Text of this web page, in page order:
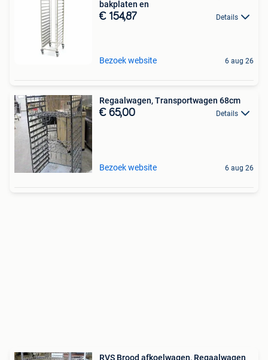
bakplaten en
€ 154,87 Details
Bezoek website 6 aug 26
Regaalwagen, Transportwagen 68cm
€ 65,00 Details
Bezoek website 6 aug 26
RVS Brood afkoelwagen, Regaalwagen